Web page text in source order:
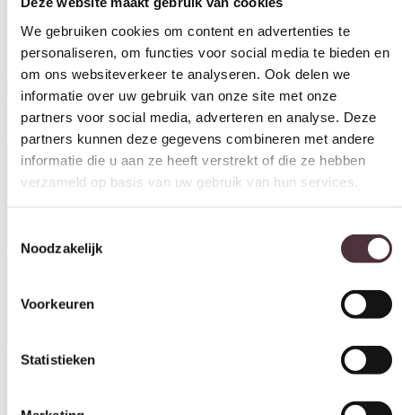
personaliseren, om functies voor social media te bieden en
om ons websiteverkeer te analyseren. Ook delen we
informatie over uw gebruik van onze site met onze
partners voor social media, adverteren en analyse. Deze
partners kunnen deze gegevens combineren met andere
informatie die u aan ze heeft verstrekt of die ze hebben
verzameld op basis van uw gebruik van hun services.
Toestemmingsselectie
Noodzakelijk
Livingfurn salontafel Brix Evan Norris 85 cm
In winkelwagen
Productinformatie
Breedte (cm)